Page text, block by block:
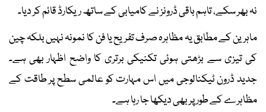
نہ بھر سکے، تاہم باقی ڈرونز نے کامیابی کے ساتھ ریکارڈ قائم کر دیا۔
ماہرین کے مطابق یہ مظاہرہ صرف تفریح یا فن کا نمونہ نہیں بلکہ چین
کی تیزی سے بڑھتی ہوئی تکنیکی برتری کا واضح اظہار بھی ہے۔
جدید ڈرون ٹیکنالوجی میں اس مہارت کو عالمی سطح پر طاقت کے
مظاہرے کے طور پر بھی دیکھا جا رہا ہے۔